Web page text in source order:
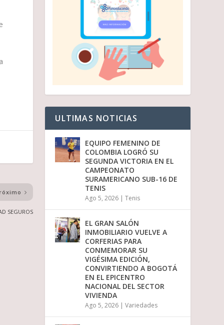
SEGUROS
ULTIMAS NOTICIAS
EQUIPO FEMENINO DE
COLOMBIA LOGRÓ SU
SEGUNDA VICTORIA EN EL
CAMPEONATO
SURAMERICANO SUB-16 DE
TENIS
Ago 5, 2026 |Tenis
EL GRAN SALÓN
INMOBILIARIO VUELVE A
CORFERIAS PARA
CONMEMORAR SU
VIGÉSIMA EDICIÓN,
CONVIRTIENDO A BOGOTÁ
EN EL EPICENTRO
NACIONAL DEL SECTOR
VIVIENDA
Ago 5, 2026 |Variedades